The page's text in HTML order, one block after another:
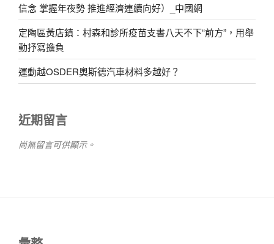
信念 掌握年夜勢 推進經濟連續向好）_中國網
定陶區黃店鎮：村森和診所疫苗支書八天不下“前方”，用舉
動抒寫擔負
運動越OSDER奧斯德汽車材料多越好？
近期留言
尚無留言可供顯示。